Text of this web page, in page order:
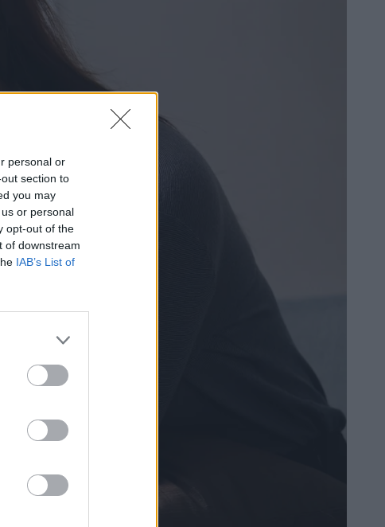
personal or
section to
you may
or personal
opt-out of the
of downstream
IAB’s List of